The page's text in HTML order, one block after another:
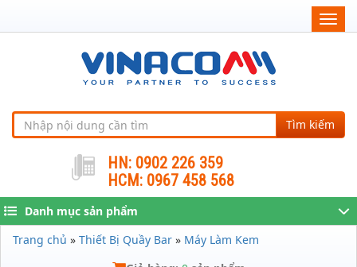
Tìm kiếm
HN: 0902 226 359
HCM: 0967 458 568
Danh mục sản phẩm
Trang chủ » Thiết Bị Quầy Bar » Máy Làm Kem